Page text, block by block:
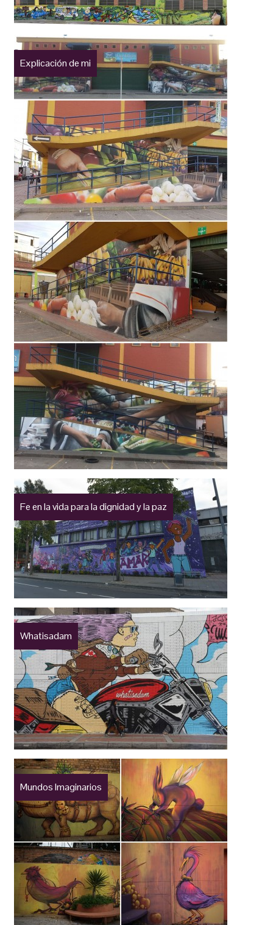
Explicación de mi
Fe en la vida para la dignidad y la paz
Whatisadam
Mundos Imaginarios